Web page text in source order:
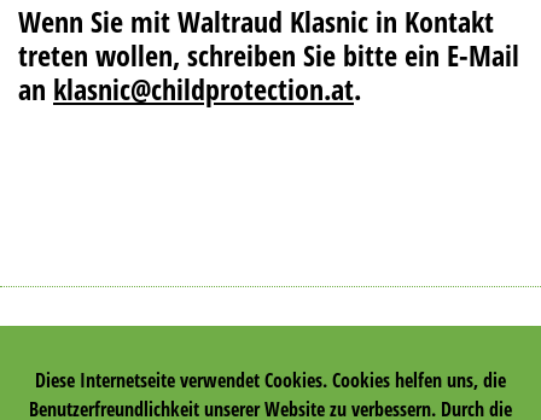
Diese Internetseite verwendet Cookies. Cookies helfen uns, die
Benutzerfreundlichkeit unserer Website zu verbessern. Durch die
Wenn Sie mit Waltraud Klasnic in Kontakt
treten wollen, schreiben Sie bitte ein E-Mail
an klasnic@childprotection.at.
IMPRESSUM